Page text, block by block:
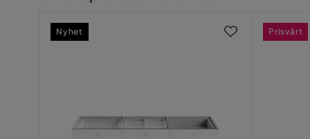
Nyhet Prisvärt